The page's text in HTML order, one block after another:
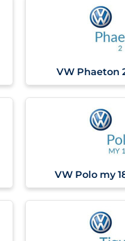
VW Phaeton
VW Polo my